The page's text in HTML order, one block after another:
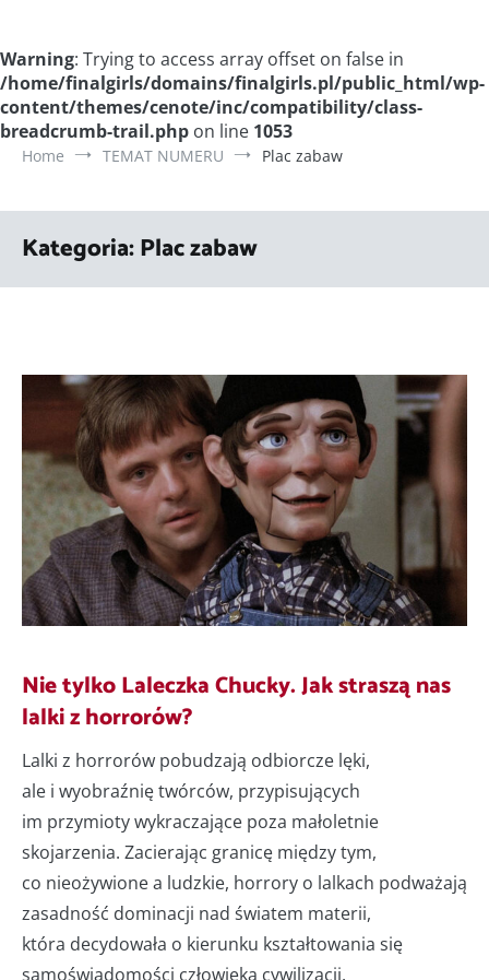
Warning: Trying to access array offset on false in
/home/finalgirls/domains/finalgirls.pl/public_html/wp-
content/themes/cenote/inc/compatibility/class-
breadcrumb-trail.php on line 1053
Home TEMAT NUMERU Plac zabaw
Kategoria:Plac zabaw
Nie tylko Laleczka Chucky. Jak straszą nas
lalki z horrorów?
Lalki z horrorów pobudzają odbiorcze lęki,
ale i wyobraźnię twórców, przypisujących
im przymioty wykraczające poza małoletnie
skojarzenia. Zacierając granicę między tym,
co nieożywione a ludzkie, horrory o lalkach podważają
zasadność dominacji nad światem materii,
która decydowała o kierunku kształtowania się
samoświadomości człowieka cywilizacji.